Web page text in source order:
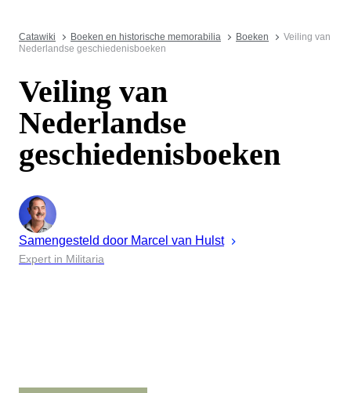
Catawiki Boeken en historische memorabilia Boeken
Veiling van
Nederlandse geschiedenisboeken
Veiling van
Nederlandse
geschiedenisboeken
Samengesteld door Marcel van Hulst
Expert in Militaria